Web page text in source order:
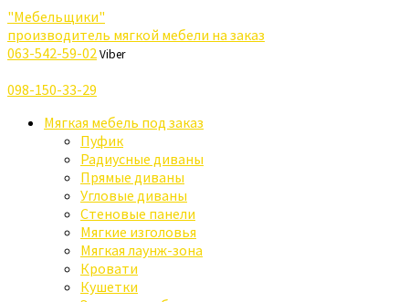
"Мебельщики"
производитель мягкой мебели на заказ
063-542-59-02Viber
098-150-33-29
Мягкая мебель под заказ
Пуфик
Радиусные диваны
Прямые диваны
Угловые диваны
Стеновые панели
Мягкие изголовья
Мягкая лаунж-зона
Кровати
Кушетки